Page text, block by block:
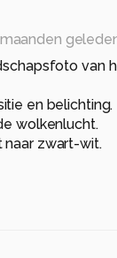
van
en belichting.
wolkenlucht.
zwart-wit.